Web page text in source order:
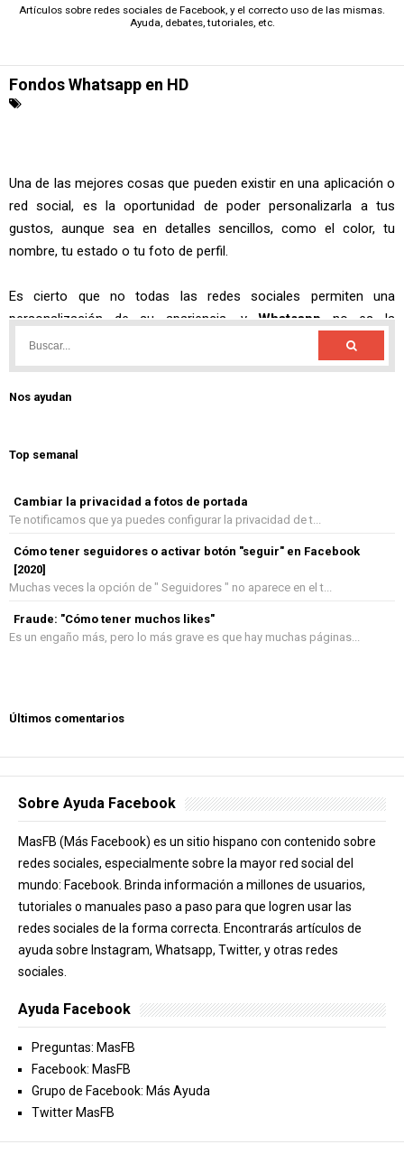
Nos ayudan
Top semanal
Cambiar la privacidad a fotos de portada
Te notificamos que ya puedes configurar la privacidad de t...
Cómo tener seguidores o activar botón "seguir" en Facebook
[2020]
Muchas veces la opción de " Seguidores " no aparece en el t...
Fraude: "Cómo tener muchos likes"
Es un engaño más, pero lo más grave es que hay muchas páginas...
Últimos comentarios
Sobre Ayuda Facebook
MasFB (Más Facebook) es un sitio hispano con contenido sobre
redes sociales, especialmente sobre la mayor red social del
mundo: Facebook. Brinda información a millones de usuarios,
tutoriales o manuales paso a paso para que logren usar las
redes sociales de la forma correcta. Encontrarás artículos de
ayuda sobre Instagram, Whatsapp, Twitter, y otras redes
sociales.
Ayuda Facebook
Preguntas: MasFB
Facebook: MasFB
Grupo de Facebook: Más Ayuda
Twitter MasFB